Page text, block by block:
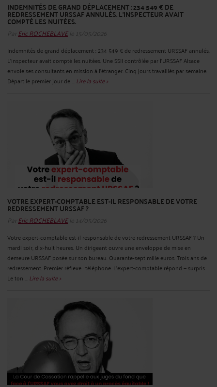
INDEMNITÉS DE GRAND DÉPLACEMENT : 234 549 € DE
REDRESSEMENT URSSAF ANNULÉS. L'INSPECTEUR AVAIT
COMPTÉ LES NUITÉES.
Par Eric ROCHEBLAVEle 15/05/2026
Indemnités de grand déplacement : 234 549 € de redressement URSSAF annulés.
L'inspecteur avait compté les nuitées. Une SSII contrôlée par l'URSSAF Alsace
envoie ses consultants en mission à l'étranger. Cinq jours travaillés par semaine.
Départ le premier jour de ... Lire la suite >
VOTRE EXPERT-COMPTABLE EST-IL RESPONSABLE DE VOTRE
REDRESSEMENT URSSAF ?
Par Eric ROCHEBLAVEle 14/05/2026
Votre expert-comptable est-il responsable de votre redressement URSSAF ? Un
mardi soir, dix-huit heures. Un dirigeant ouvre une enveloppe de mise en
demeure URSSAF posée sur son bureau. Quarante-sept mille euros. Trois ans de
redressement. Premier réflexe : téléphone. L'expert-comptable répond — surpris.
Le ton ... Lire la suite >